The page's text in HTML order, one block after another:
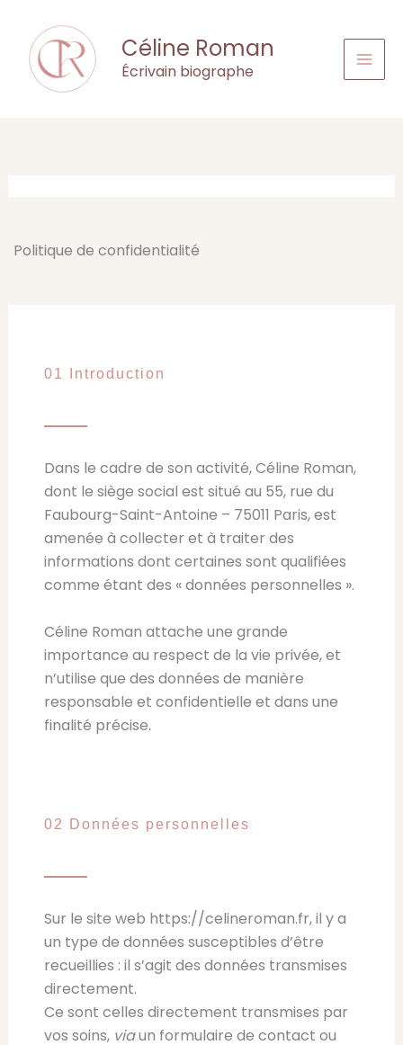
contenu
Céline Roman
Écrivain biographe
Politique de confidentialité
01 Introduction
Dans le cadre de son activité, Céline Roman,
dont le siège social est situé au 55, rue du
Faubourg-Saint-Antoine – 75011 Paris, est
amenée à collecter et à traiter des
informations dont certaines sont qualifiées
comme étant des « données personnelles ».
Céline Roman attache une grande
importance au respect de la vie privée, et
n’utilise que des données de manière
responsable et confidentielle et dans une
finalité précise.
02 Données personnelles
Sur le site web https://celineroman.fr, il y a
un type de données susceptibles d’être
recueillies : il s’agit des données transmises
directement.
Ce sont celles directement transmises par
vos soins, viaun formulaire de contact ou